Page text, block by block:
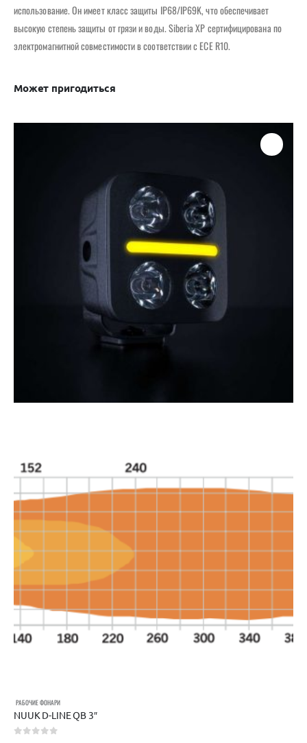
использование. Он имеет класс защиты IP68/IP69K, что обеспечивает
высокую степень защиты от грязи и воды. Siberia XP сертифицирована по
электромагнитной совместимости в соответствии с ECE R10.
Может пригодиться
РАБОЧИЕ ФОНАРИ
NUUK D-LINE QB 3″